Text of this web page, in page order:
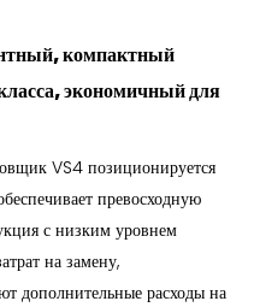
компактный
экономичный для
VS4 позиционируется
превосходную
с низким уровнем
на замену,
дополнительные расходы на